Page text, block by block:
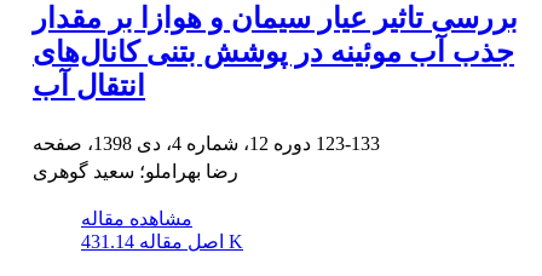
بررسی تاثیر عیار سیمان و هوازا بر مقدار
جذب آب موئینه در پوشش بتنی کانال‌های
انتقال آب
123-133
رضا بهراملو؛ سعید گوهری
مشاهده مقاله
اصل مقاله 431.14 K